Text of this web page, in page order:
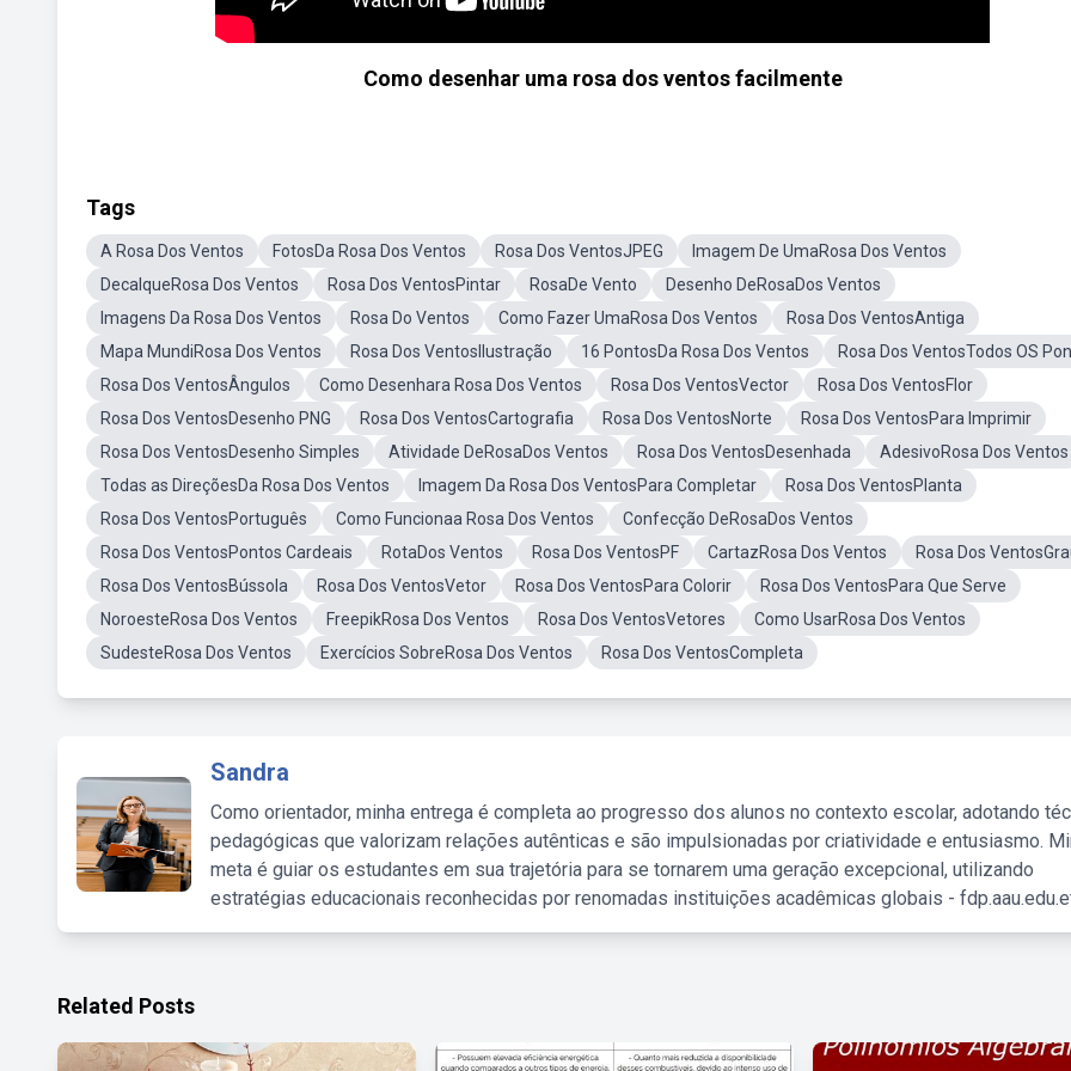
Como desenhar uma rosa dos ventos facilmente
Tags
A Rosa Dos Ventos FotosDa Rosa Dos Ventos Rosa Dos VentosJPEG
Imagem De UmaRosa Dos Ventos
DecalqueRosa Dos Ventos
Rosa Dos VentosPintar RosaDe Vento
Desenho DeRosaDos Ventos
Imagens Da Rosa Dos Ventos
Rosa Do Ventos Como Fazer UmaRosa Dos Ventos
Rosa Dos VentosAntiga
Mapa MundiRosa Dos Ventos
Rosa Dos VentosIlustração 16 PontosDa Rosa Dos Ventos
Rosa Dos VentosTodos OS
Rosa Dos VentosÂngulos
Como Desenhara Rosa Dos Ventos Rosa Dos VentosVector
Rosa Dos VentosFlor
Rosa Dos VentosDesenho PNG
Rosa Dos VentosCartografia Rosa Dos VentosNorte
Rosa Dos VentosPara Imprimir
Rosa Dos VentosDesenho Simples
Atividade DeRosaDos Ventos Rosa Dos VentosDesenhada
AdesivoRosa Dos Ventos
Todas as DireçõesDa Rosa Dos Ventos
Imagem Da Rosa Dos VentosPara Completar
Rosa Dos VentosPlanta
Rosa Dos VentosPortuguês
Como Funcionaa Rosa Dos Ventos
Confecção DeRosaDos Ventos
Rosa Dos VentosPontos Cardeais
RotaDos Ventos Rosa Dos VentosPF CartazRosa Dos Ventos
Rosa Dos
Rosa Dos VentosBússola
Rosa Dos VentosVetor Rosa Dos VentosPara Colorir
Rosa Dos VentosPara Que Serve
NoroesteRosa Dos Ventos
FreepikRosa Dos Ventos Rosa Dos VentosVetores
Como UsarRosa Dos Ventos
SudesteRosa Dos Ventos
Exercícios SobreRosa Dos Ventos Rosa Dos VentosCompleta
Sandra
Como orientador, minha entrega é completa ao progresso dos alunos no contexto escolar, adotando
pedagógicas que valorizam relações autênticas e são impulsionadas por criatividade e entusiasmo.
meta é guiar os estudantes em sua trajetória para se tornarem uma geração excepcional, utilizando
estratégias educacionais reconhecidas por renomadas instituições acadêmicas globais -
Related Posts